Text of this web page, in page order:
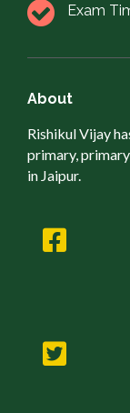
Exam
About
Rishikul Vijay
primary,
in Jaipur.